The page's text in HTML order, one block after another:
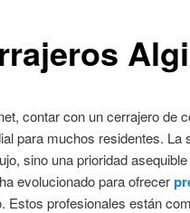
contar con un cerrajero de
para muchos residentes. La
sino una prioridad
evolucionado para ofrecer
Estos profesionales están